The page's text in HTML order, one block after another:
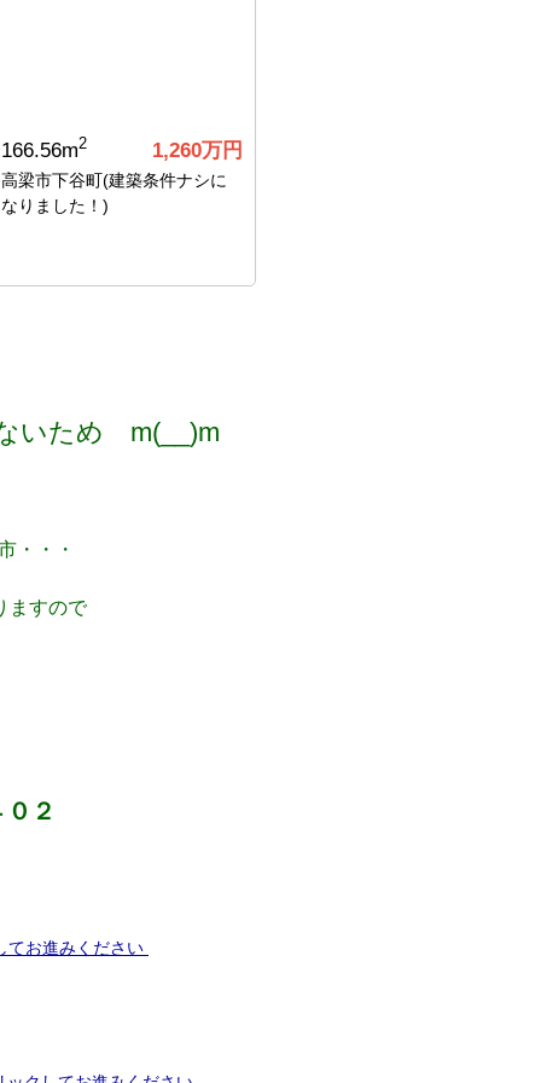
166.56m2 1,260万円
高梁市下谷町(建築条件ナシに
なりました！)
いため m(__)m
・・・
ますので
２
お進みください